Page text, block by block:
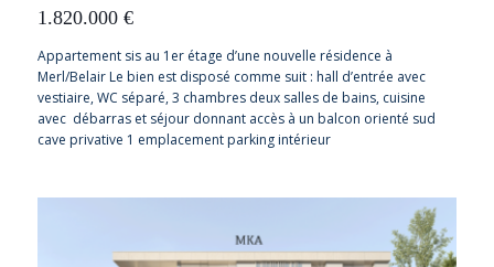
1.820.000€
Appartement sis au 1er étage d’une nouvelle résidence à
Merl/Belair Le bien est disposé comme suit : hall d’entrée avec
vestiaire, WC séparé, 3 chambres deux salles de bains, cuisine
avec débarras et séjour donnant accès à un balcon orienté sud
cave privative 1 emplacement parking intérieur